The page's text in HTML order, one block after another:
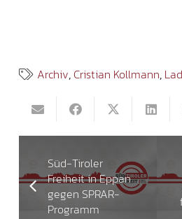
Archiv,Cristian Kollmann,
Süd-Tiroler
Freiheit in Eppan
gegen SPRAR-
Programm